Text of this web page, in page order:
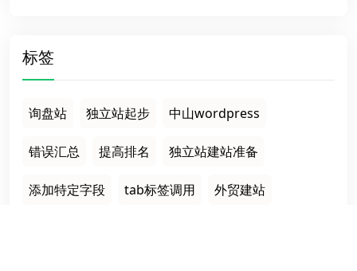
标签
询盘站 独立站起步 中山wordpress
错误汇总 提高排名 独立站建站准备
添加特定字段 tab标签调用 外贸建站